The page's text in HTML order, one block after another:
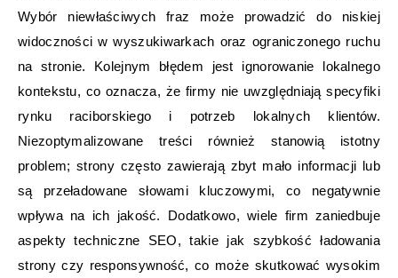
Wybór niewłaściwych fraz może prowadzić do niskiej
widoczności w wyszukiwarkach oraz ograniczonego ruchu
na stronie. Kolejnym błędem jest ignorowanie lokalnego
kontekstu, co oznacza, że firmy nie uwzględniają specyfiki
rynku raciborskiego i potrzeb lokalnych klientów.
Niezoptymalizowane treści również stanowią istotny
problem; strony często zawierają zbyt mało informacji lub
są przeładowane słowami kluczowymi, co negatywnie
wpływa na ich jakość. Dodatkowo, wiele firm zaniedbuje
aspekty techniczne SEO, takie jak szybkość ładowania
strony czy responsywność, co może skutkować wysokim